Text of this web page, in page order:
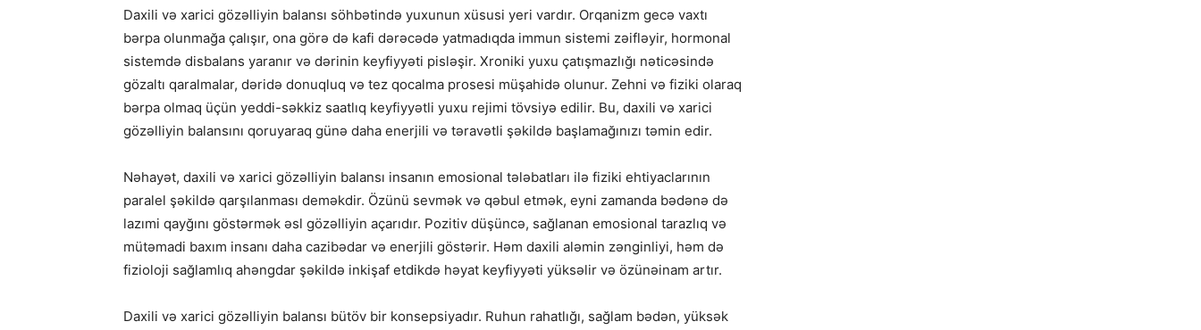
Daxili və xarici gözəlliyin balansı söhbətində yuxunun xüsusi yeri vardır. Orqanizm gecə vaxtı
bərpa olunmağa çalışır, ona görə də kafi dərəcədə yatmadıqda immun sistemi zəifləyir, hormonal
sistemdə disbalans yaranır və dərinin keyfiyyəti pisləşir. Xroniki yuxu çatışmazlığı nəticəsində
gözaltı qaralmalar, dəridə donuqluq və tez qocalma prosesi müşahidə olunur. Zehni və fiziki olaraq
bərpa olmaq üçün yeddi-səkkiz saatlıq keyfiyyətli yuxu rejimi tövsiyə edilir. Bu, daxili və xarici
gözəlliyin balansını qoruyaraq günə daha enerjili və təravətli şəkildə başlamağınızı təmin edir.
Nəhayət, daxili və xarici gözəlliyin balansı insanın emosional tələbatları ilə fiziki ehtiyaclarının
paralel şəkildə qarşılanması deməkdir. Özünü sevmək və qəbul etmək, eyni zamanda bədənə də
lazımi qayğını göstərmək əsl gözəlliyin açarıdır. Pozitiv düşüncə, sağlanan emosional tarazlıq və
mütəmadi baxım insanı daha cazibədar və enerjili göstərir. Həm daxili aləmin zənginliyi, həm də
fizioloji sağlamlıq ahəngdar şəkildə inkişaf etdikdə həyat keyfiyyəti yüksəlir və özünəinam artır.
Daxili və xarici gözəlliyin balansı bütöv bir konsepsiyadır. Ruhun rahatlığı, sağlam bədən, yüksək